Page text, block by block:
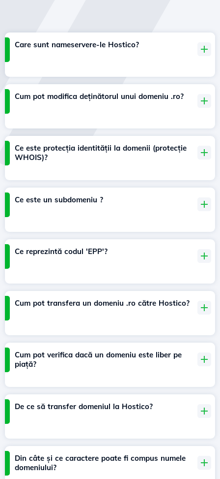
Care sunt nameservere-le Hostico?
Cum pot modifica deținătorul unui domeniu .ro?
Ce este protecția identității la domenii (protecție
WHOIS)?
Ce este un subdomeniu ?
Ce reprezintă codul 'EPP'?
Cum pot transfera un domeniu .ro către Hostico?
Cum pot verifica dacă un domeniu este liber pe
piață?
De ce să transfer domeniul la Hostico?
Din câte și ce caractere poate fi compus numele
domeniului?